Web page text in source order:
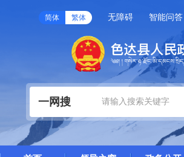
简体 繁体 无障碍 智能问答
一网搜